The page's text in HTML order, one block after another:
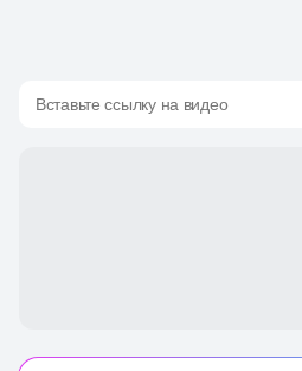
Вставьте ссылку на видео